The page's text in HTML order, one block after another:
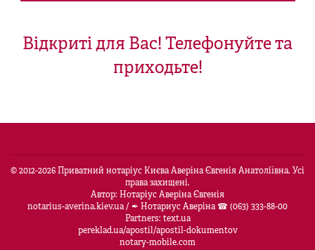
Відкриті для Вас! Телефонуйте та
приходьте!
© 2012-2026 Приватний нотаріус Києва Аверіна Євгенія Анатоліївна. Усі
права захищені.
Автор: Нотаріус Аверіна Євгенія
notarius-averina.kiev.ua/ ✒ Нотариус Аверіна ☎ (063) 333-88-00
Partners: text.ua
pereklad.ua/apostil/apostil-dokumentov
notary-mobile.com